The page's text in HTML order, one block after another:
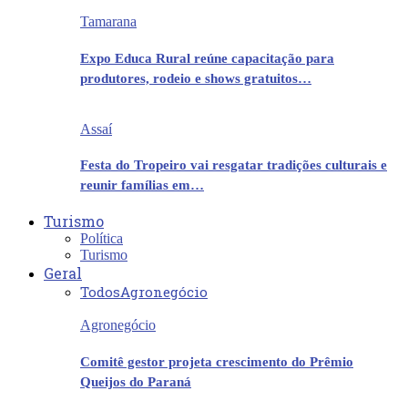
Tamarana
Expo Educa Rural reúne capacitação para
produtores, rodeio e shows gratuitos…
Assaí
Festa do Tropeiro vai resgatar tradições culturais e
reunir famílias em…
Turismo
Política
Turismo
Geral
TodosAgronegócio
Agronegócio
Comitê gestor projeta crescimento do Prêmio
Queijos do Paraná